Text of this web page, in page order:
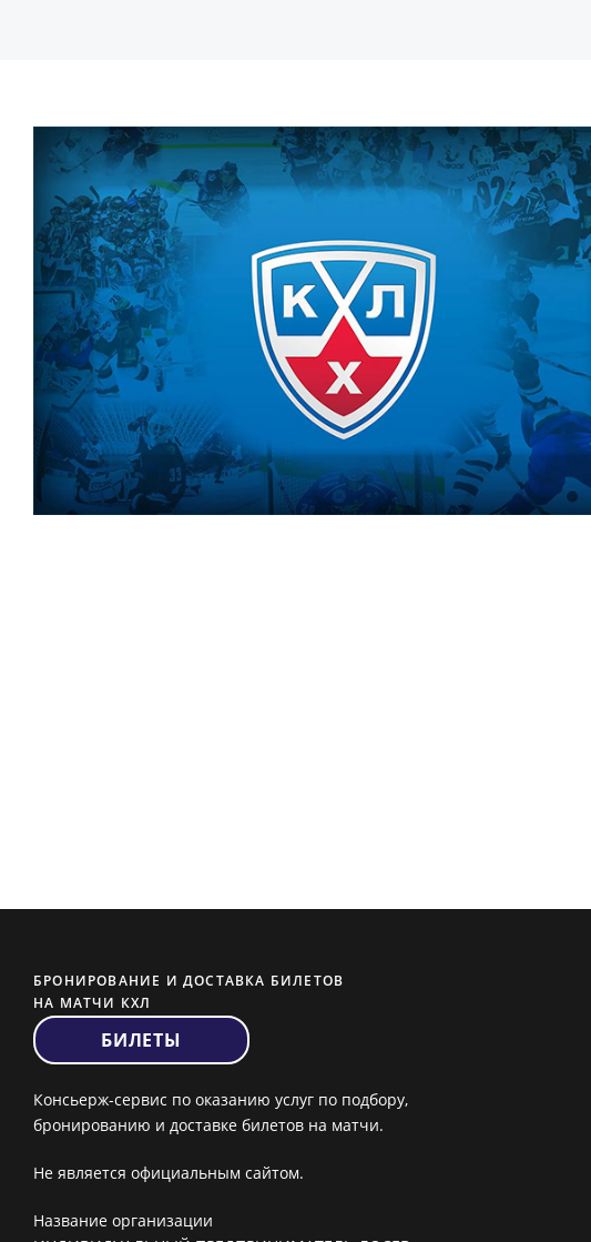
БРОНИРОВАНИЕ И ДОСТАВКА БИЛЕТОВ
НА МАТЧИ КХЛ
БИЛЕТЫ
Консьерж-сервис по оказанию услуг по подбору,
бронированию и доставке билетов на матчи.
Не является официальным сайтом.
Название организации